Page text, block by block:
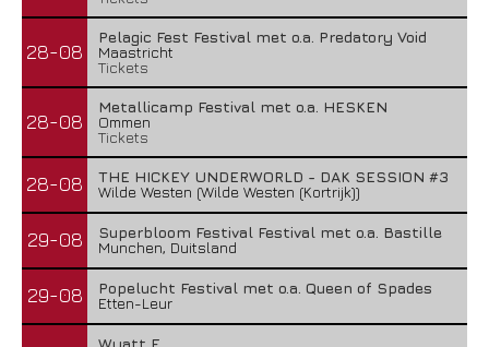
28-08
Pelagic Fest Festival met o.a. Predatory Void
Maastricht
Tickets
28-08
Metallicamp Festival met o.a. HESKEN
Ommen
Tickets
28-08
THE HICKEY UNDERWORLD - DAK SESSION #3
Wilde Westen (Wilde Westen (Kortrijk))
29-08
Superbloom Festival Festival met o.a. Bastille
Munchen, Duitsland
29-08
Popelucht Festival met o.a. Queen of Spades
Etten-Leur
Wyatt E.